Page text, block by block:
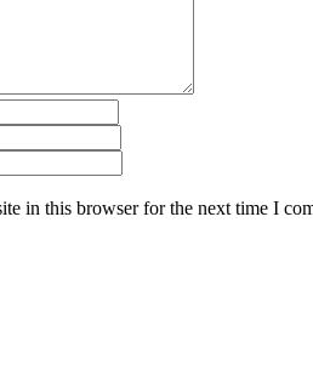
in this browser for the next time I